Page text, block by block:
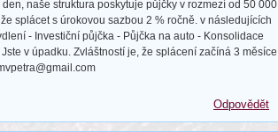
naše struktura poskytuje půjčky v rozmezí od 50 000
splácet s úrokovou sazbou 2 % ročně. v následujících
- Investiční půjčka - Půjčka na auto - Konsolidace
v úpadku. Zvláštností je, že splácení začíná 3 měsíce
Odpovědět